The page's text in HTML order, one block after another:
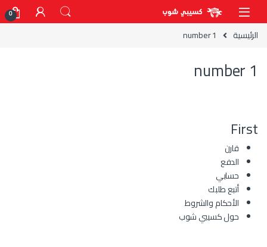
Skip to navigation
Skip to content
0
الرئيسية number 1
number 1
First
قارن
الدفع
حسابي
أتبع طلبك
الأحكام والشروط
حول كسيبي شوب